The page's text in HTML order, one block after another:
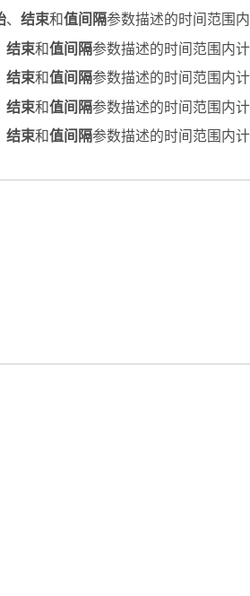
、 结束和值间隔参数描述的时间范围
结束和值间隔参数描述的时间范围内计
结束和值间隔参数描述的时间范围内计
结束和值间隔参数描述的时间范围内计
结束和值间隔参数描述的时间范围内计